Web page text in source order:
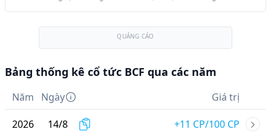
QUẢNG CÁO
Bảng thống kê cổ tức BCF qua các năm
Năm Ngày Giá trị
2026 14/8 +11 CP/100 CP